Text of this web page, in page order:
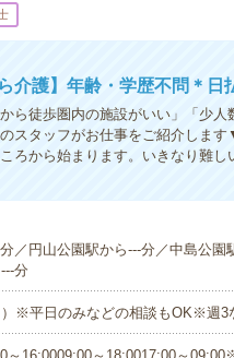
介護】年齢・学歴不問＊
ら徒歩圏内の施設がいい」「少人
スタッフがお仕事をご紹介しま
ろから始まります。いきなり難
／円山公園駅から---分／中島公
分
）※平日のみなどの相談もOK※週3